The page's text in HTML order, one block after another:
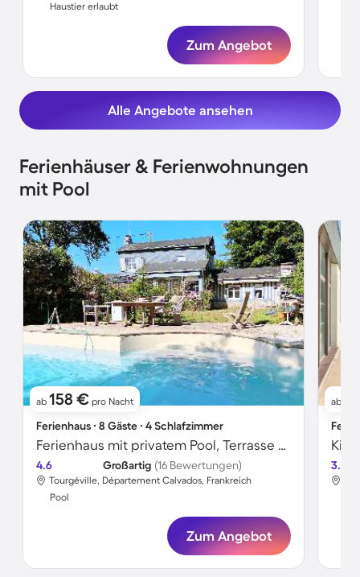
Haustier erlaubt
Zum Angebot
Alle Angebote ansehen
Ferienhäuser & Ferienwohnungen
mit Pool
ab 158 € pro Nacht
Ferienhaus ∙ 8 Gäste ∙ 4 Schlafzimmer
Ferienhaus mit privatem Pool, Terrasse und Garten
4.6 Großartig (16 Bewertungen)
Tourgéville, Département Calvados, Frankreich
Pool
Zum Angebot
ab
3.4